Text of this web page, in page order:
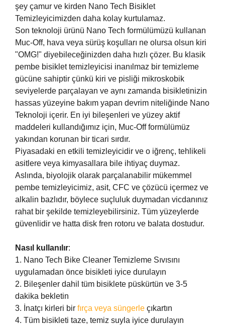
şey çamur ve kirden Nano Tech Bisiklet
Temizleyicimizden daha kolay kurtulamaz.
Son teknoloji ürünü Nano Tech formülümüzü kullanan
Muc-Off, hava veya sürüş koşulları ne olursa olsun kiri
"OMG!" diyebileceğinizden daha hızlı çözer. Bu klasik
pembe bisiklet temizleyicisi inanılmaz bir temizleme
gücüne sahiptir çünkü kiri ve pisliği mikroskobik
seviyelerde parçalayan ve aynı zamanda bisikletinizin
hassas yüzeyine bakım yapan devrim niteliğinde Nano
Teknoloji içerir. En iyi bileşenleri ve yüzey aktif
maddeleri kullandığımız için, Muc-Off formülümüz
yakından korunan bir ticari sırdır.
Piyasadaki en etkili temizleyicidir ve o iğrenç, tehlikeli
asitlere veya kimyasallara bile ihtiyaç duymaz.
Aslında, biyolojik olarak parçalanabilir mükemmel
pembe temizleyicimiz, asit, CFC ve çözücü içermez ve
alkalin bazlıdır, böylece suçluluk duymadan vicdanınız
rahat bir şekilde temizleyebilirsiniz. Tüm yüzeylerde
güvenlidir ve hatta disk fren rotoru ve balata dostudur.
Nasıl kullanılır:
1. Nano Tech Bike Cleaner Temizleme Sıvısını
uygulamadan önce bisikleti iyice durulayın
2. Bileşenler dahil tüm bisiklete püskürtün ve 3-5
dakika bekletin
3. İnatçı kirleri bir fırça veya süngerle çıkartın
4. Tüm bisikleti taze, temiz suyla iyice durulayın